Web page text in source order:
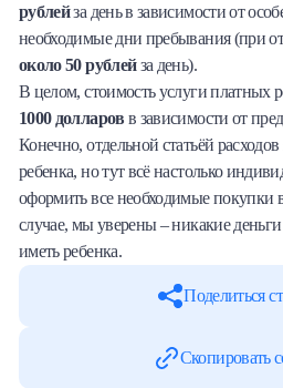
рублейза день в зависимости от
необходимые дни пребывания (при
около 50 рублейза день).
В целом, стоимость услуги платных
1000 долларов в зависимости от
Конечно, отдельной статьёй
ребенка, но тут всё настолько
оформить все необходимые
случае, мы уверены – никакие деньги
иметь ребенка.
Поделиться
Скопировать